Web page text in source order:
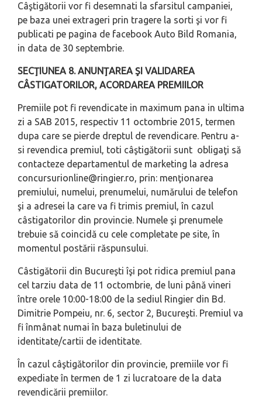
Câştigătorii vor fi desemnati la sfarsitul campaniei,
pe baza unei extrageri prin tragere la sorti şi vor fi
publicati pe pagina de facebook Auto Bild Romania,
in data de 30 septembrie.
SECŢIUNEA 8. ANUNŢAREA ŞI VALIDAREA
CÂSTIGATORILOR, ACORDAREA PREMIILOR
Premiile pot fi revendicate in maximum pana in ultima
zi a SAB 2015, respectiv 11 octombrie 2015, termen
dupa care se pierde dreptul de revendicare. Pentru a-
si revendica premiul, toti câştigătorii sunt obligaţi să
contacteze departamentul de marketing la adresa
concursurionline@ringier.ro, prin: menţionarea
premiului, numelui, prenumelui, numărului de telefon
şi a adresei la care va fi trimis premiul, în cazul
câstigatorilor din provincie. Numele şi prenumele
trebuie să coincidă cu cele completate pe site, în
momentul postării răspunsului.
Câstigătorii din Bucureşti îşi pot ridica premiul pana
cel tarziu data de 11 octombrie, de luni până vineri
între orele 10:00-18:00 de la sediul Ringier din Bd.
Dimitrie Pompeiu, nr. 6, sector 2, Bucureşti. Premiul va
fi înmânat numai în baza buletinului de
identitate/cartii de identitate.
În cazul câştigătorilor din provincie, premiile vor fi
expediate în termen de 1 zi lucratoare de la data
revendicării premiilor.